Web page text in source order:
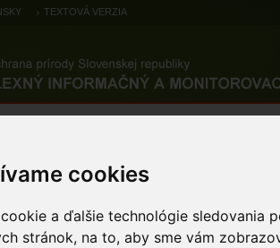
cookies
a ďalšie technológie sledovania
stránok, na to, aby sme vám
TEXTOVÁ VERZIA